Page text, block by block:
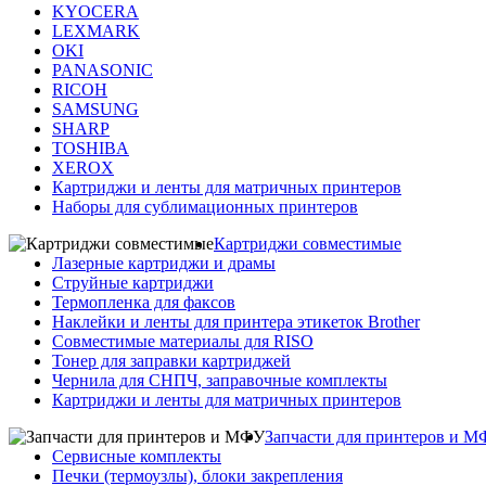
KYOCERA
LEXMARK
OKI
PANASONIC
RICOH
SAMSUNG
SHARP
TOSHIBA
XEROX
Картриджи и ленты для матричных принтеров
Наборы для сублимационных принтеров
Картриджи совместимые
Лазерные картриджи и драмы
Струйные картриджи
Термопленка для факсов
Наклейки и ленты для принтера этикеток Brother
Совместимые материалы для RISO
Тонер для заправки картриджей
Чернила для СНПЧ, заправочные комплекты
Картриджи и ленты для матричных принтеров
Запчасти для принтеров и
Сервисные комплекты
Печки (термоузлы), блоки закрепления